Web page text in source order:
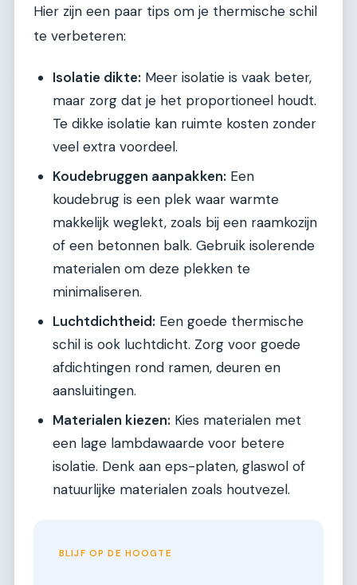
Hier zijn een paar tips om je thermische schil
te verbeteren:
Isolatie dikte: Meer isolatie is vaak beter,
maar zorg dat je het proportioneel houdt.
Te dikke isolatie kan ruimte kosten zonder
veel extra voordeel.
Koudebruggen aanpakken: Een
koudebrug is een plek waar warmte
makkelijk weglekt, zoals bij een raamkozijn
of een betonnen balk. Gebruik isolerende
materialen om deze plekken te
minimaliseren.
Luchtdichtheid: Een goede thermische
schil is ook luchtdicht. Zorg voor goede
afdichtingen rond ramen, deuren en
aansluitingen.
Materialen kiezen: Kies materialen met
een lage lambdawaarde voor betere
isolatie. Denk aan eps-platen, glaswol of
natuurlijke materialen zoals houtvezel.
BLIJF OP DE HOOGTE